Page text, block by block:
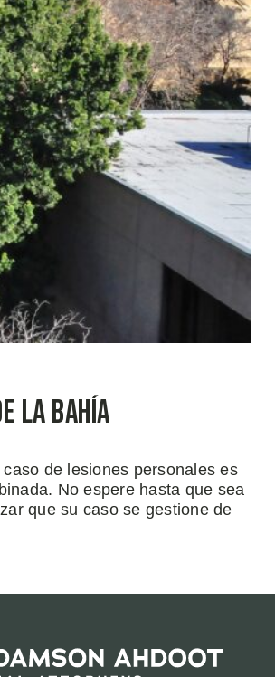
la Bahía
de lesiones personales es
No espere hasta que sea
que su caso se gestione de